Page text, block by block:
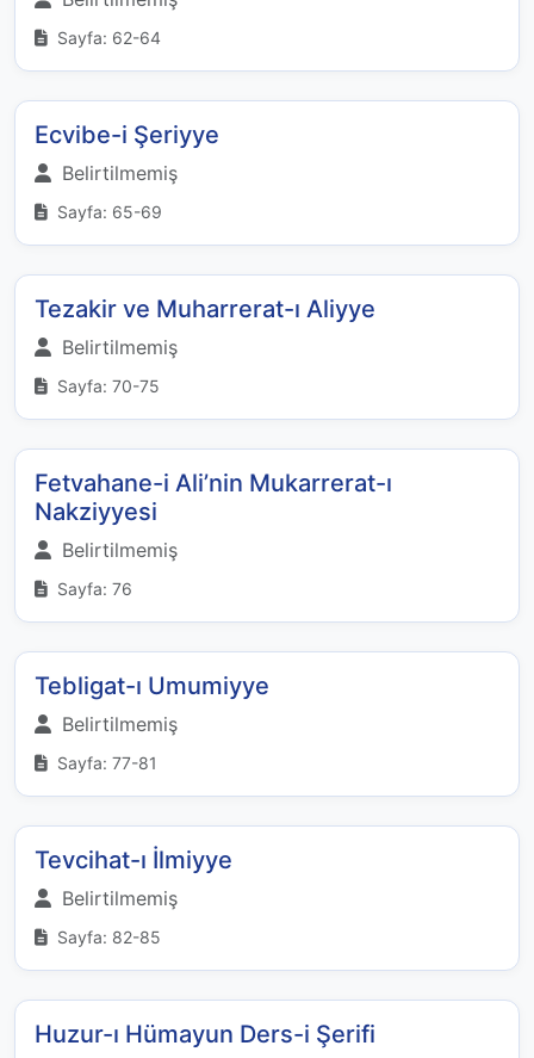
Sayfa: 62-64
Ecvibe-i Şeriyye
Belirtilmemiş
Sayfa: 65-69
Tezakir ve Muharrerat-ı Aliyye
Belirtilmemiş
Sayfa: 70-75
Fetvahane-i Ali’nin Mukarrerat-ı
Nakziyyesi
Belirtilmemiş
Sayfa: 76
Tebligat-ı Umumiyye
Belirtilmemiş
Sayfa: 77-81
Tevcihat-ı İlmiyye
Belirtilmemiş
Sayfa: 82-85
Huzur-ı Hümayun Ders-i Şerifi